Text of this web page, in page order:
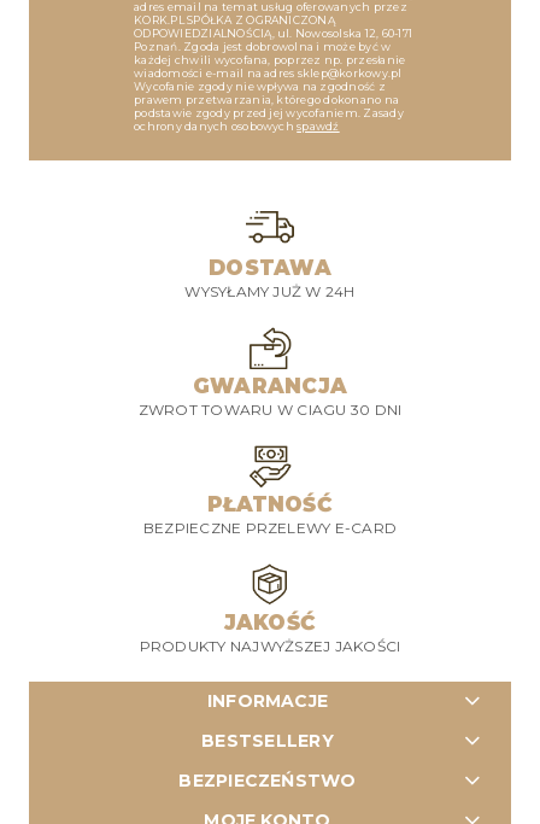
adres email na temat usług oferowanych przez
KORK.PL SPÓŁKA Z OGRANICZONĄ
ODPOWIEDZIALNOŚCIĄ, ul. Nowosolska 12, 60-171
Poznań. Zgoda jest dobrowolna i może być w
każdej chwili wycofana, poprzez np. przesłanie
wiadomości e-mail na adres sklep@korkowy.pl
Wycofanie zgody nie wpływa na zgodność z
prawem przetwarzania, którego dokonano na
podstawie zgody przed jej wycofaniem. Zasady
ochrony danych osobowychspawdź
DOSTAWA
WYSYŁAMY JUŻ W 24H
GWARANCJA
ZWROT TOWARU W CIAGU 30 DNI
PŁATNOŚĆ
BEZPIECZNE PRZELEWY E-CARD
JAKOŚĆ
PRODUKTY NAJWYŻSZEJ JAKOŚCI
INFORMACJE
BESTSELLERY
BEZPIECZEŃSTWO